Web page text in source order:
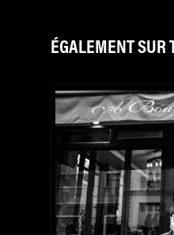
ÉGALEMENT SUR